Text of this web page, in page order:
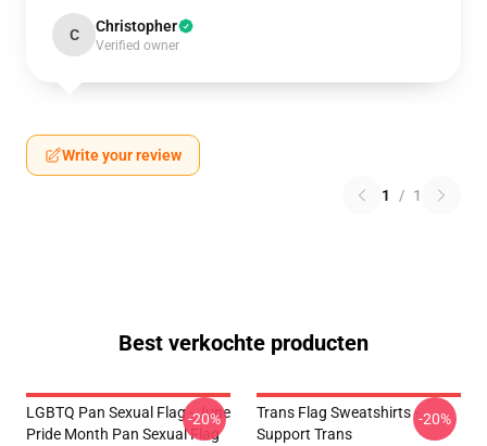
C Christopher
Verified owner
Write your review
1 / 1
Best verkochte producten
LGBTQ Pan Sexual Flag - June
Pride Month Pan Sexual Flag
-20%
Trans Flag Sweatshirts -
Support Trans
-20%